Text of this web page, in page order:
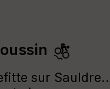
sur Sauldre..